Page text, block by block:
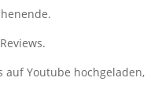
auf Youtube hochgeladen,